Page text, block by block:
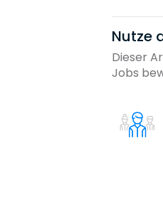
Nutze
Dieser
Jobs